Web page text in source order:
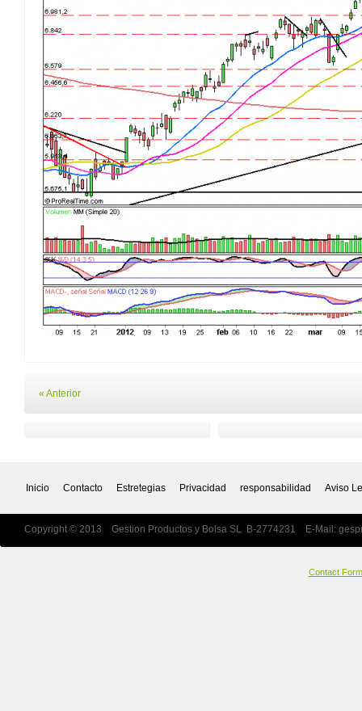
« Anterior
Inicio Contacto Estretegias Privacidad responsabilidad Aviso
Copyright © 2013 Gestion Productos y Bolsa SL B-2774231 E-Mail:
Contact Form